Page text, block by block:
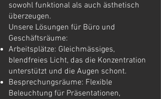
sowohl funktional als auch ästhetisch
überzeugen.
Unsere Lösungen für Büro und
Geschäftsräume:
Arbeitsplätze: Gleichmässiges,
blendfreies Licht, das die Konzentration
unterstützt und die Augen schont.
Besprechungsräume: Flexible
Beleuchtung für Präsentationen,